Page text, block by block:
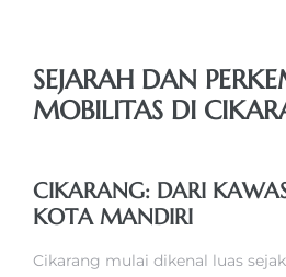
SEJARAH DAN
MOBILITAS DI
CIKARANG: DARI
KOTA MANDIRI
Cikarang mulai dikenal luas